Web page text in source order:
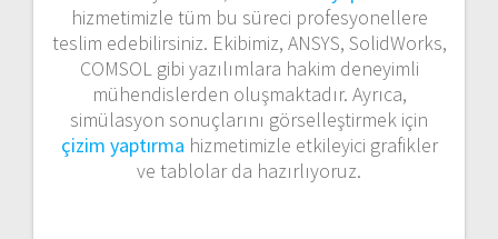
hizmetimizle tüm bu süreci profesyonellere
teslim edebilirsiniz. Ekibimiz, ANSYS, SolidWorks,
COMSOL gibi yazılımlara hakim deneyimli
mühendislerden oluşmaktadır. Ayrıca,
simülasyon sonuçlarını görselleştirmek için
çizim yaptırma hizmetimizle etkileyici grafikler
ve tablolar da hazırlıyoruz.